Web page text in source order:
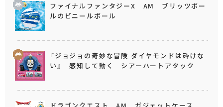
ファイナルファンタジーX AM ブリッツボー
ルのビニールボール
『ジョジョの奇妙な冒険 ダイヤモンドは砕けな
い』 感知して動く シアーハートアタック
ドラゴンクエスト AM ガジェットケース